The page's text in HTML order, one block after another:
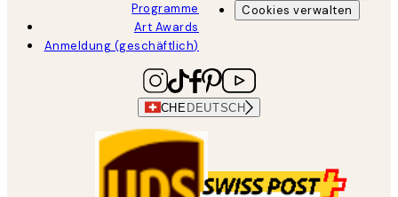
Programme
Art Awards
Anmeldung (geschäftlich)
Cookies verwalten
CHE DEUTSCH